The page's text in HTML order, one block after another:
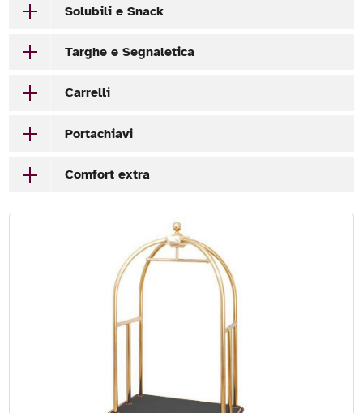
Solubili e Snack
Targhe e Segnaletica
Carrelli
Portachiavi
Comfort extra